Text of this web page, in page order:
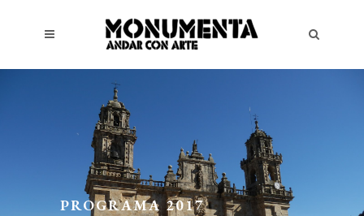
PROGRAMA 2017